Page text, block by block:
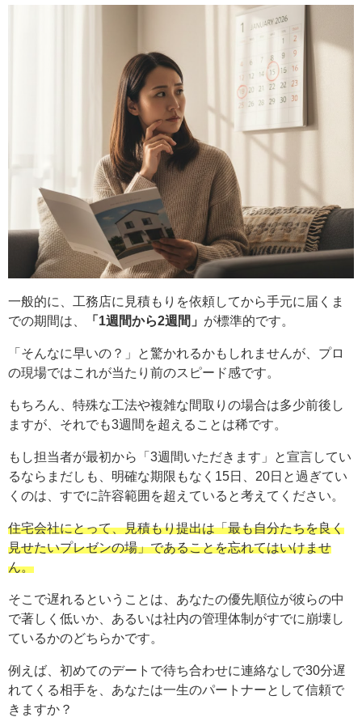
一般的に、工務店に見積もりを依頼してから手元に届くま
での期間は、
「1週間から2週間」 が標準的です。
「そんなに早いの？」と驚かれるかもしれませんが、プロ
の現場ではこれが当たり前のスピード感です。
もちろん、特殊な工法や複雑な間取りの場合は多少前後し
ますが、それでも3週間を超えることは稀です。
もし担当者が最初から「3週間いただきます」と宣言してい
るならまだしも、明確な期限もなく15日、20日と過ぎてい
くのは、すでに許容範囲を超えていると考えてください。
住宅会社にとって、見積もり提出は「最も自分たちを良く
見せたいプレゼンの場」であることを忘れてはいけませ
ん。
そこで遅れるということは、あなたの優先順位が彼らの中
で著しく低いか、あるいは社内の管理体制がすでに崩壊し
ているかのどちらかです。
例えば、初めてのデートで待ち合わせに連絡なしで30分遅
れてくる相手を、あなたは一生のパートナーとして信頼で
きますか？